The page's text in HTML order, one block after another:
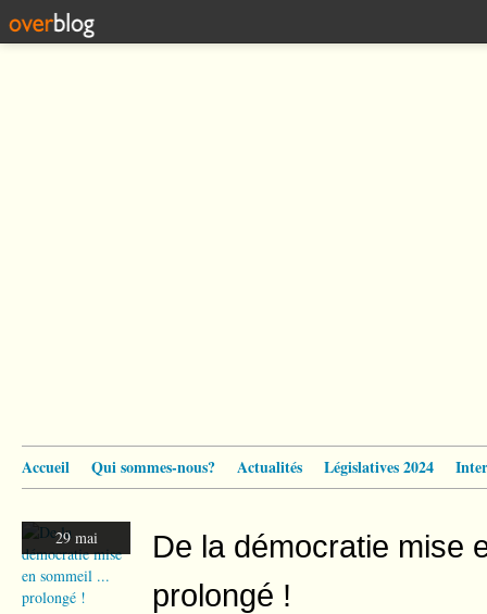
Accueil Qui sommes-nous? Actualités Législatives 2024
29 mai
De la démocratie mise
prolongé !